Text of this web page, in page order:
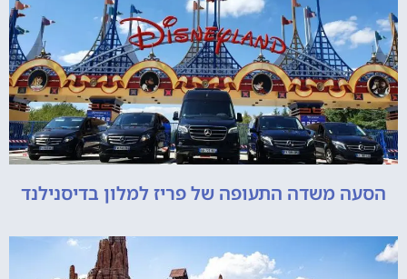
הסעה משדה התעופה של פריז למלון בדיסנילנד